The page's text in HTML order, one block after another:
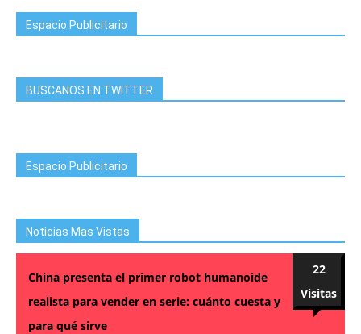
Espacio Publicitario
BUSCANOS EN TWITTER
Espacio Publicitario
Noticias Mas Vistas
China presenta el primer robot humanoide
realista para vender en serie: cuánto cuesta y
para qué sirve
22
Visitas